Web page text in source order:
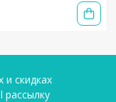
и скидках